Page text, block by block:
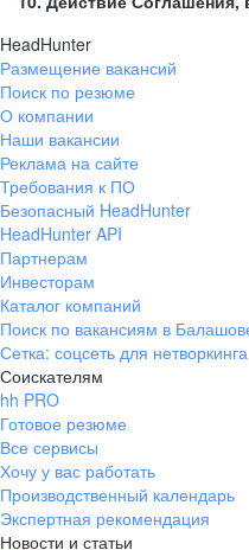
HeadHunter
Размещение вакансий
Поиск по резюме
О компании
Наши вакансии
Реклама на сайте
Требования к ПО
Безопасный HeadHunter
HeadHunter API
Партнерам
Инвесторам
Каталог компаний
Поиск по вакансиям в
Сетка: соцсеть для нетворкинга
Соискателям
hh PRO
Готовое резюме
Все сервисы
Хочу у вас работать
Производственный календарь
Экспертная рекомендация
Новости и статьи